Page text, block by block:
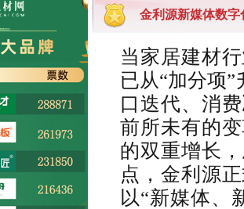
金利源新媒体数
当家居建材
已从“加分项
口迭代、消
前所未有的
的双重增长
点，金利源
以“新媒体、